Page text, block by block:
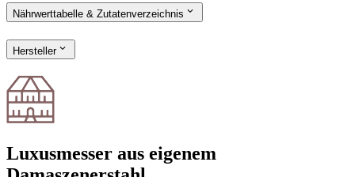
Nährwerttabelle & Zutatenverzeichnis
Hersteller
Luxusmesser aus eigenem